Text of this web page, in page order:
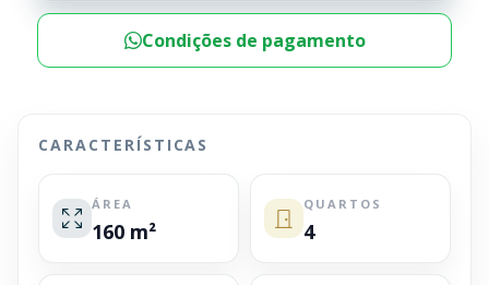
Condições de pagamento
CARACTERÍSTICAS
ÁREA
160 m²
QUARTOS
4